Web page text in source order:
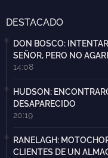
DESTACADO
DON BOSCO:
SEÑOR, PERO NO
14:08
HUDSON:
DESAPARECIDO
20:19
RANELAGH:
CLIENTES DE UN